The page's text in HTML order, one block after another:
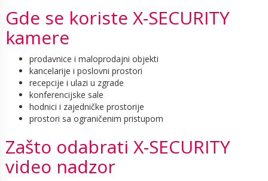
Gde se koriste X-SECURITY
kamere
prodavnice i maloprodajni objekti
kancelarije i poslovni prostori
recepcije i ulazi u zgrade
konferencijske sale
hodnici i zajedničke prostorije
prostori sa ograničenim pristupom
Zašto odabrati X-SECURITY
video nadzor